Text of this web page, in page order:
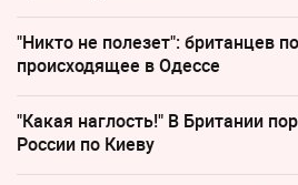
"Никто не полезет": британцев
происходящее в Одессе
"Какая наглость!" В Британии
России по Киеву